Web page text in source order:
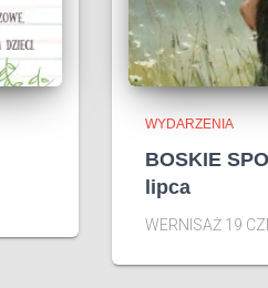
WYDARZENIA
BOSKIE
lipca
WERNISAŻ 19